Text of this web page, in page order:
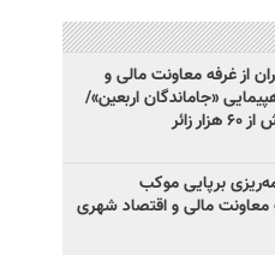
از غرفه معاونت مالی و
«جاماندگان اربعین»/
زائر
برپایی موکب
معاونت مالی و اقتصاد شهری